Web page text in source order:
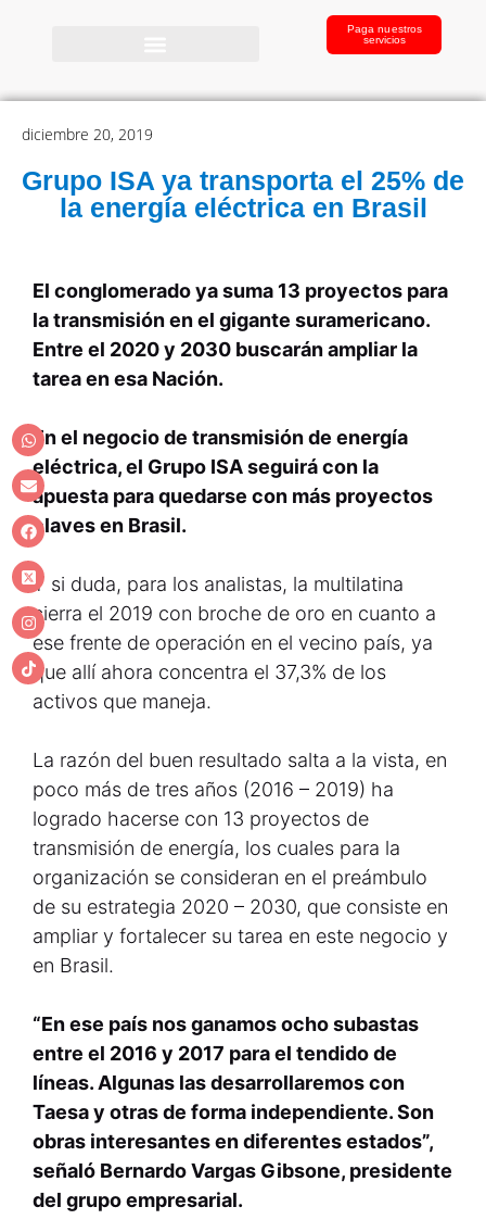
Paga nuestros
servicios
diciembre 20, 2019
Grupo ISA ya transporta el 25% de
la energía eléctrica en Brasil
El conglomerado ya suma 13 proyectos para
la transmisión en el gigante suramericano.
Entre el 2020 y 2030 buscarán ampliar la
tarea en esa Nación.
En el negocio de transmisión de energía
eléctrica, el Grupo ISA seguirá con la
apuesta para quedarse con más proyectos
claves en Brasil.
Y si duda, para los analistas, la multilatina
cierra el 2019 con broche de oro en cuanto a
ese frente de operación en el vecino país, ya
que allí ahora concentra el 37,3% de los
activos que maneja.
La razón del buen resultado salta a la vista, en
poco más de tres años (2016 – 2019) ha
logrado hacerse con 13 proyectos de
transmisión de energía, los cuales para la
organización se consideran en el preámbulo
de su estrategia 2020 – 2030, que consiste en
ampliar y fortalecer su tarea en este negocio y
en Brasil.
“En ese país nos ganamos ocho subastas
entre el 2016 y 2017 para el tendido de
líneas. Algunas las desarrollaremos con
Taesa y otras de forma independiente. Son
obras interesantes en diferentes estados”,
señaló Bernardo Vargas Gibsone, presidente
del grupo empresarial.